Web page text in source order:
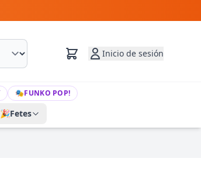
Inicio de sesión
🎭FUNKO POP!
🎉Fetes